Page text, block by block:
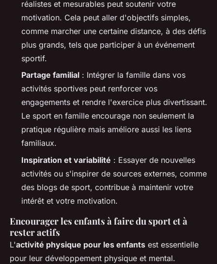
réalistes et mesurables peut soutenir votre
motivation. Cela peut aller d'objectifs simples,
comme marcher une certaine distance, à des défis
plus grands, tels que participer à un événement
sportif.
Partage familial : Intégrer la famille dans vos
activités sportives peut renforcer vos
engagements et rendre l'exercice plus divertissant.
Le sport en famille encourage non seulement la
pratique régulière mais améliore aussi les liens
familiaux.
Inspiration et variabilité : Essayer de nouvelles
activités ou s'inspirer de sources externes, comme
des blogs de sport, contribue à maintenir votre
intérêt et votre motivation.
Encourager les enfants à faire du sport et à
rester actifs
L'activité physique pour les enfants est essentielle
pour leur développement physique et mental.